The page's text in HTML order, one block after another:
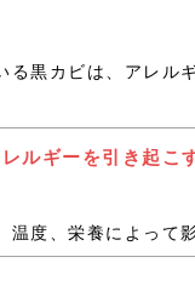
黒カビは、アレル
ルギーを引き起こ
度、栄養によって